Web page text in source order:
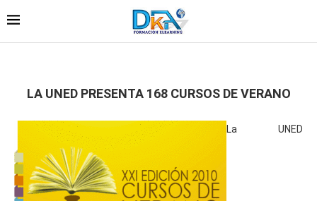
LA UNED PRESENTA 168 CURSOS DE VERANO
La UNED